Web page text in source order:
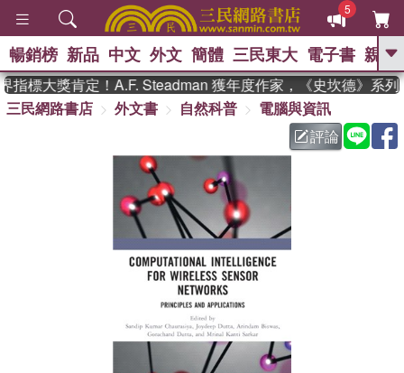
5
GO
熱搜： 東野圭吾 、 高希均教授回憶錄
父親節 、 如果歷
暑期推薦 、 國際布克
獎 臺灣漫遊錄
登輝時代 、
偉大的迷走神經
暢銷榜 新品 中文 外文 簡體 三民東大 電子書 親子
標大獎肯定！A.F. Steadman 獲年度作家，《史坎德》系列
三民網路書店
外文書 自然科普
電腦與資訊
評論